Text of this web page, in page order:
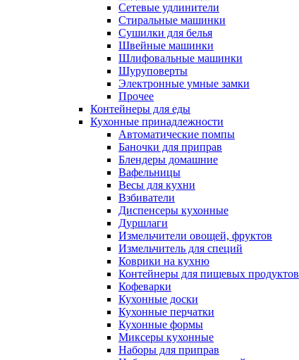
Сетевые удлинители
Стиральные машинки
Сушилки для белья
Швейные машинки
Шлифовальные машинки
Шуруповерты
Электронные умные замки
Прочее
Контейнеры для еды
Кухонные принадлежности
Автоматические помпы
Баночки для приправ
Блендеры домашние
Вафельницы
Весы для кухни
Взбиватели
Диспенсеры кухонные
Дуршлаги
Измельчители овощей, фруктов
Измельчитель для специй
Коврики на кухню
Контейнеры для пищевых продуктов
Кофеварки
Кухонные доски
Кухонные перчатки
Кухонные формы
Миксеры кухонные
Наборы для приправ